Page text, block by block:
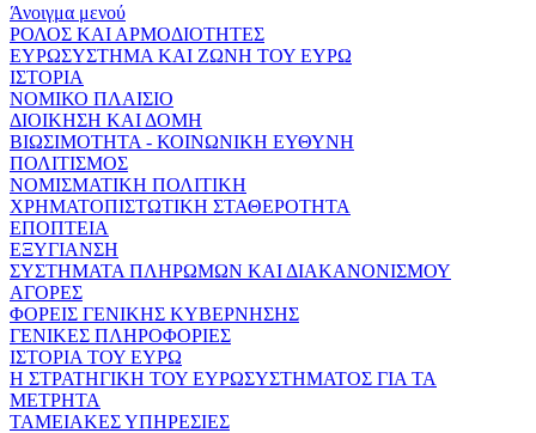
Άνοιγμα μενού
ΡΟΛΟΣ ΚΑΙ ΑΡΜΟΔΙΟΤΗΤΕΣ
ΕΥΡΩΣΥΣΤΗΜΑ ΚΑΙ ΖΩΝΗ ΤΟΥ ΕΥΡΩ
ΙΣΤΟΡΙΑ
ΝΟΜΙΚΟ ΠΛΑΙΣΙΟ
ΔΙΟΙΚΗΣΗ ΚΑΙ ΔΟΜΗ
ΒΙΩΣΙΜΟΤΗΤΑ - ΚΟΙΝΩΝΙΚΗ ΕΥΘΥΝΗ
ΠΟΛΙΤΙΣΜΟΣ
ΝΟΜΙΣΜΑΤΙΚΗ ΠΟΛΙΤΙΚΗ
ΧΡΗΜΑΤΟΠΙΣΤΩΤΙΚΗ ΣΤΑΘΕΡΟΤΗΤΑ
ΕΠΟΠΤΕΙΑ
ΕΞΥΓΙΑΝΣΗ
ΣΥΣΤΗΜΑΤΑ ΠΛΗΡΩΜΩΝ ΚΑΙ ΔΙΑΚΑΝΟΝΙΣΜΟΥ
ΑΓΟΡΕΣ
ΦΟΡΕΙΣ ΓΕΝΙΚΗΣ ΚΥΒΕΡΝΗΣΗΣ
ΓΕΝΙΚΕΣ ΠΛΗΡΟΦΟΡΙΕΣ
ΙΣΤΟΡΙΑ ΤΟΥ ΕΥΡΩ
Η ΣΤΡΑΤΗΓΙΚΗ ΤΟΥ ΕΥΡΩΣΥΣΤΗΜΑΤΟΣ ΓΙΑ ΤΑ
ΜΕΤΡΗΤΑ
ΤΑΜΕΙΑΚΕΣ ΥΠΗΡΕΣΙΕΣ